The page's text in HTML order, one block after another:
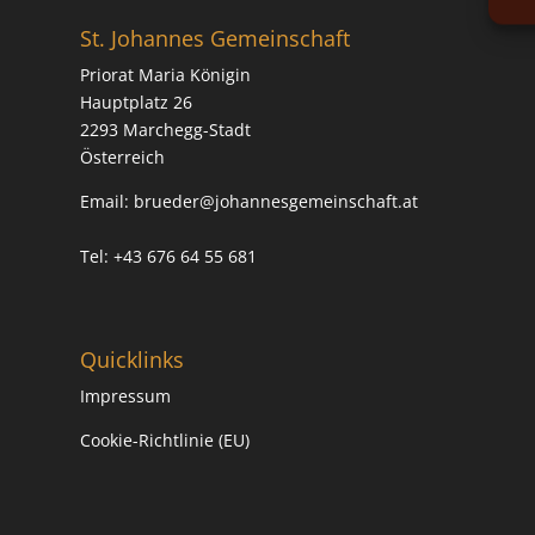
St. Johannes Gemeinschaft
Priorat Maria Königin
Hauptplatz 26
2293 Marchegg-Stadt
Österreich
Email: brueder@johannesgemeinschaft.at
Tel: +43 676 64 55 681
Quicklinks
Impressum
Cookie-Richtlinie (EU)